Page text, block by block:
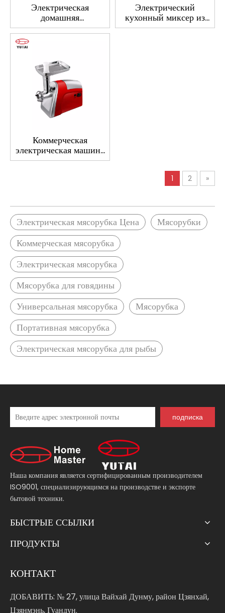
Электрическая
домашняя
коммерческая
мясорубка 1000 Вт,
мини-мясорубка
Электрический
кухонный миксер из
нержавеющей стали,
Коммерческая
электрическая машина
для измельчения мяса
1 2 »
Электрическая мясорубка Цена
Мясорубки
Коммерческая мясорубка
Электрическая мясорубка
Мясорубка для говядины
Универсальная мясорубка
Мясорубка
Портативная мясорубка
Электрическая мясорубка для рыбы
подписка
Наша компания является сертифицированным производителем
ISO9001, специализирующимся на производстве и экспорте
бытовой техники.
БЫСТРЫЕ ССЫЛКИ
ПРОДУКТЫ
КОНТАКТ
ДОБАВИТЬ: № 27, улица Вайхай Дунму, район Цзянхай,
Цзянмэнь, Гуандун.